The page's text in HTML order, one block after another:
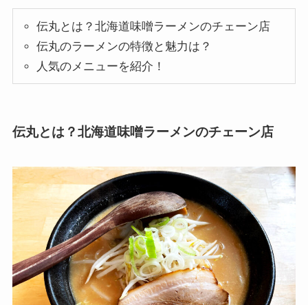
伝丸とは？北海道味噌ラーメンのチェーン店
伝丸のラーメンの特徴と魅力は？
人気のメニューを紹介！
伝丸とは？北海道味噌ラーメンのチェーン店